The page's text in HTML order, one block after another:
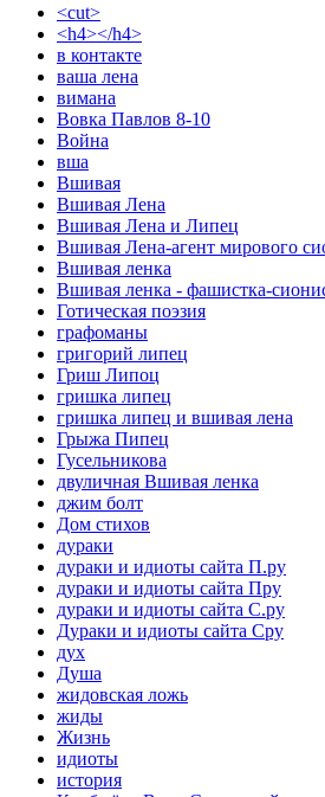
<cut>
<h4></h4>
в контакте
ваша лена
вимана
Вовка Павлов 8-10
Война
вша
Вшивая
Вшивая Лена
Вшивая Лена и Липец
Вшивая Лена-агент мирового
Вшивая ленка
Вшивая ленка - фашистка-
Готическая поэзия
графоманы
григорий липец
Гриш Липоц
гришка липец
гришка липец и вшивая лена
Грыжа Пипец
Гусельникова
двуличная Вшивая ленка
джим болт
Дом стихов
дураки
дураки и идиоты сайта П.ру
дураки и идиоты сайта Пру
дураки и идиоты сайта С.ру
Дураки и идиоты сайта Сру
дух
Душа
жидовская ложь
жиды
Жизнь
идиоты
история